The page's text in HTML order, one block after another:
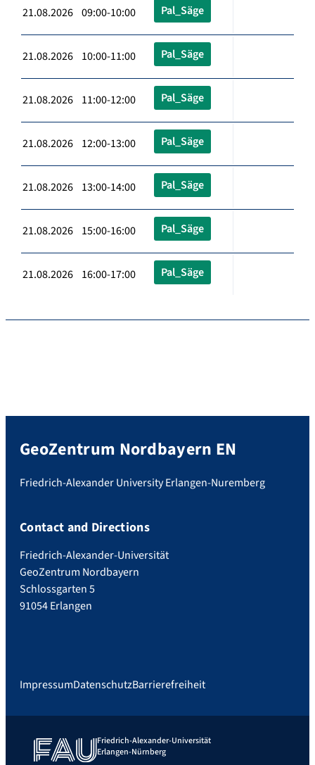
21.08.2026 09:00-10:00 Pal_Säge
21.08.2026 10:00-11:00 Pal_Säge
21.08.2026 11:00-12:00 Pal_Säge
21.08.2026 12:00-13:00 Pal_Säge
21.08.2026 13:00-14:00 Pal_Säge
21.08.2026 15:00-16:00 Pal_Säge
21.08.2026 16:00-17:00 Pal_Säge
GeoZentrum Nordbayern EN
Friedrich-Alexander University Erlangen-Nuremberg
Contact and Directions
Friedrich-Alexander-Universität
GeoZentrum Nordbayern
Schlossgarten 5
91054 Erlangen
ImpressumDatenschutzBarrierefreiheit
Friedrich-Alexander-Universität
Erlangen-Nürnberg